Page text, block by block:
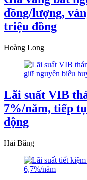
đồng/lượng,
triệu đồng
Hoàng Long
Lãi suất VIB
7%/năm, tiếp
động
Hải Băng